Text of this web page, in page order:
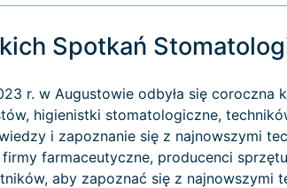
Spotkań
r. w Augustowie odbyła się coroczna
higienistki stomatologiczne,
i zapoznanie się z najnowszymi
farmaceutyczne, producenci
aby zapoznać się z